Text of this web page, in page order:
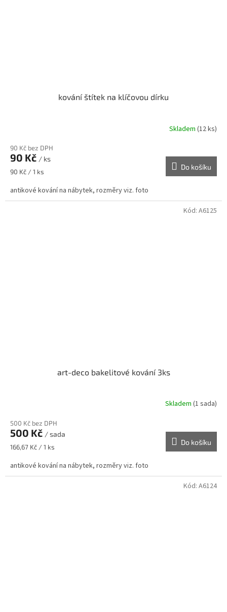
kování štítek na klíčovou dírku
Skladem (12 ks)
90 Kč bez DPH
90 Kč / ks
Měrná
90 Kč / 1 ks
Do košíku
antikové kování na nábytek, rozměry viz. foto
art-deco bakelitové kování 3ks
Skladem (1 sada)
500 Kč bez DPH
500 Kč / sada
Měrná
166,67 Kč / 1 ks
Do košíku
antikové kování na nábytek, rozměry viz. foto
Kód: A6125
Kód: A6124